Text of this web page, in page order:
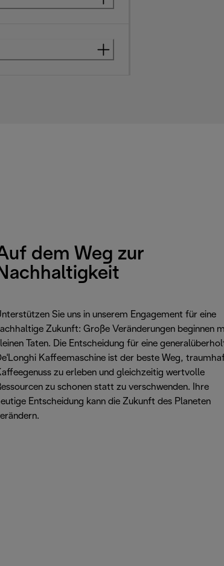
dem Weg zur
Sie uns in unserem Engagement für eine
Zukunft: Große Veränderungen beginnen
Taten. Die Entscheidung für eine
Kaffeemaschine ist der beste Weg,
zu erleben und gleichzeitig wertvolle
zu schonen statt zu verschwenden. Ihre
Entscheidung kann die Zukunft des Planeten